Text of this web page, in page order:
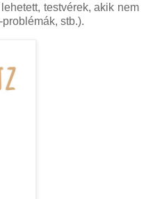
testvérek, akik nem
stb.).